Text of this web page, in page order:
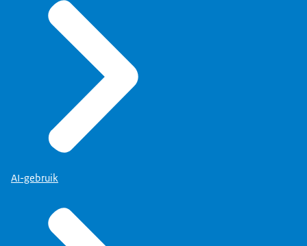
AI-gebruik